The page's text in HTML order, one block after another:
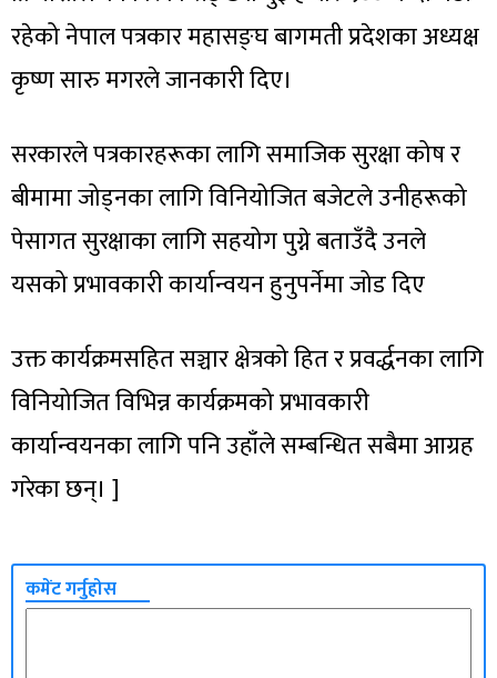
रहेको नेपाल पत्रकार महासङ्घ बागमती प्रदेशका अध्यक्ष
कृष्ण सारु मगरले जानकारी दिए।
सरकारले पत्रकारहरूका लागि समाजिक सुरक्षा कोष र
बीमामा जोड्नका लागि विनियोजित बजेटले उनीहरूको
पेसागत सुरक्षाका लागि सहयोग पुग्ने बताउँदै उनले
यसको प्रभावकारी कार्यान्वयन हुनुपर्नेमा जोड दिए
उक्त कार्यक्रमसहित सञ्चार क्षेत्रको हित र प्रवर्द्धनका लागि
विनियोजित विभिन्न कार्यक्रमको प्रभावकारी
कार्यान्वयनका लागि पनि उहाँले सम्बन्धित सबैमा आग्रह
गरेका छन्। ]
कमेंट गर्नुहोस